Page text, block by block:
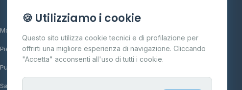
Molise
Piemonte
Puglia
Sardegna
Contatti
Per gestori
🍪 Utilizziamo i cookie
Questo sito utilizza cookie tecnici e di profilazione per
offrirti una migliore esperienza di navigazione. Cliccando
"Accetta" acconsenti all'uso di tutti i cookie.